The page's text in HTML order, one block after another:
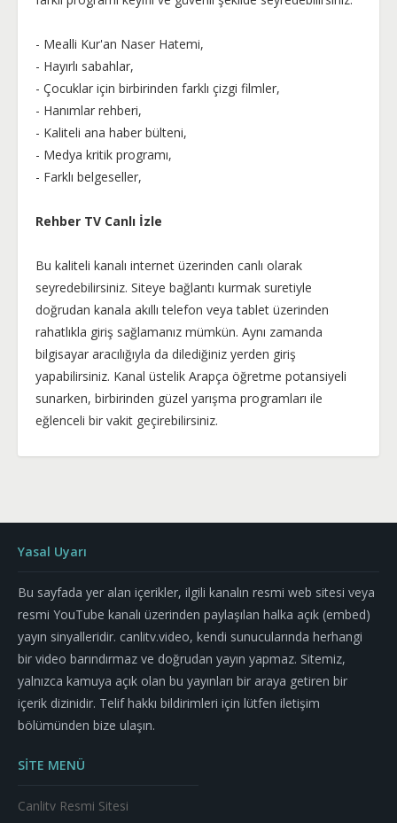
- Mealli Kur'an Naser Hatemi,
- Hayırlı sabahlar,
- Çocuklar için birbirinden farklı çizgi filmler,
- Hanımlar rehberi,
- Kaliteli ana haber bülteni,
- Medya kritik programı,
- Farklı belgeseller,
Rehber TV Canlı İzle
Bu kaliteli kanalı internet üzerinden canlı olarak
seyredebilirsiniz. Siteye bağlantı kurmak suretiyle
doğrudan kanala akıllı telefon veya tablet üzerinden
rahatlıkla giriş sağlamanız mümkün. Aynı zamanda
bilgisayar aracılığıyla da dilediğiniz yerden giriş
yapabilirsiniz. Kanal üstelik Arapça öğretme potansiyeli
sunarken, birbirinden güzel yarışma programları ile
eğlenceli bir vakit geçirebilirsiniz.
Yasal Uyarı
Bu sayfada yer alan içerikler, ilgili kanalın resmi web sitesi veya
resmi YouTube kanalı üzerinden paylaşılan halka açık (embed)
yayın sinyalleridir. canlitv.video, kendi sunucularında herhangi
bir video barındırmaz ve doğrudan yayın yapmaz. Sitemiz,
yalnızca kamuya açık olan bu yayınları bir araya getiren bir
içerik dizinidir. Telif hakkı bildirimleri için lütfen iletişim
bölümünden bize ulaşın.
SİTE MENÜ
Canlitv Resmi Sitesi